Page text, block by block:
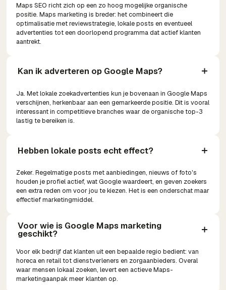
Maps SEO richt zich op een zo hoog mogelijke organische
positie. Maps marketing is breder: het combineert die
optimalisatie met reviewstrategie, lokale posts en eventueel
advertenties tot een doorlopend programma dat actief klanten
aantrekt.
Kan ik adverteren op Google Maps?
Ja. Met lokale zoekadvertenties kun je bovenaan in Google Maps
verschijnen, herkenbaar aan een gemarkeerde positie. Dit is vooral
interessant in competitieve branches waar de organische top-3
lastig te bereiken is.
Hebben lokale posts echt effect?
Zeker. Regelmatige posts met aanbiedingen, nieuws of foto's
houden je profiel actief, wat Google waardeert, en geven zoekers
een extra reden om voor jou te kiezen. Het is een onderschat maar
effectief marketingmiddel.
Voor wie is Google Maps marketing
geschikt?
Voor elk bedrijf dat klanten uit een bepaalde regio bedient: van
horeca en retail tot dienstverleners en zorgaanbieders. Overal
waar mensen lokaal zoeken, levert een actieve Maps-
marketingaanpak meer klanten op.